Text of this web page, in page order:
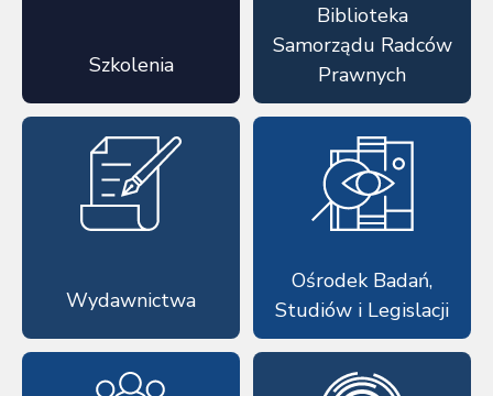
Szkolenia
Biblioteka
Samorządu Radców
Prawnych
Wydawnictwa
Ośrodek Badań,
Studiów i Legislacji